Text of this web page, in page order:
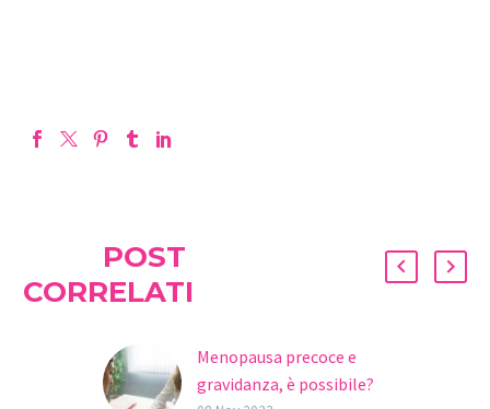
POST
CORRELATI
Menopausa precoce e
gravidanza, è possibile?